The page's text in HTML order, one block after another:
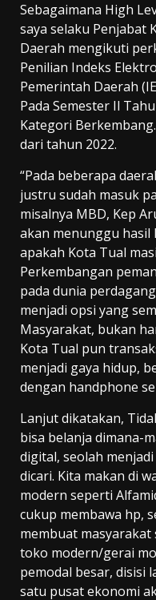
Sebagaimana High
saya selaku Penjabat
Daerah mengikuti
Penilian Indeks
Pemerintah Daerah
Pada Semester Il
Kategori
dari tahun 2022.
“Pada beberapa
justru sudah masuk
misalnya MBD, Kep
akan menunggu hasil
apakah Kota Tual
Perkembangan
pada dunia
menjadi opsi yang
Masyarakat, bukan
Kota Tual pun
menjadi gaya hidup,
dengan handphone
Lanjut dikatakan,
bisa belanja dimana-
digital, seolah
dicari. Kita makan di
modern seperti
cukup membawa hp,
membuat
toko modern/gerai
pemodal besar, disisi
satu pusat ekonomi